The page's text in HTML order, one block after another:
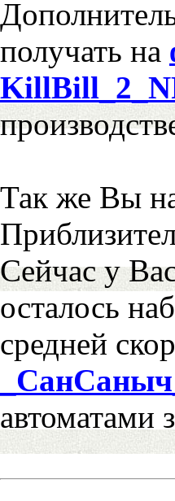
получать на
Так же Вы
Сейчас у
осталось
средней
_СанСаныч_
автоматами